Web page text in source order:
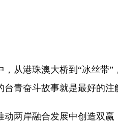
从港珠澳大桥到“冰丝带”
青奋斗故事就是最好的注
两岸融合发展中创造双赢